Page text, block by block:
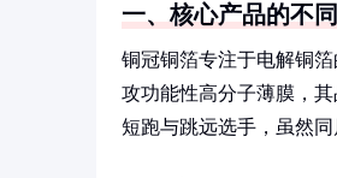
一、核心产品的不
铜冠铜箔专注于电解铜
攻功能性高分子薄膜，
短跑与跳远选手，虽然